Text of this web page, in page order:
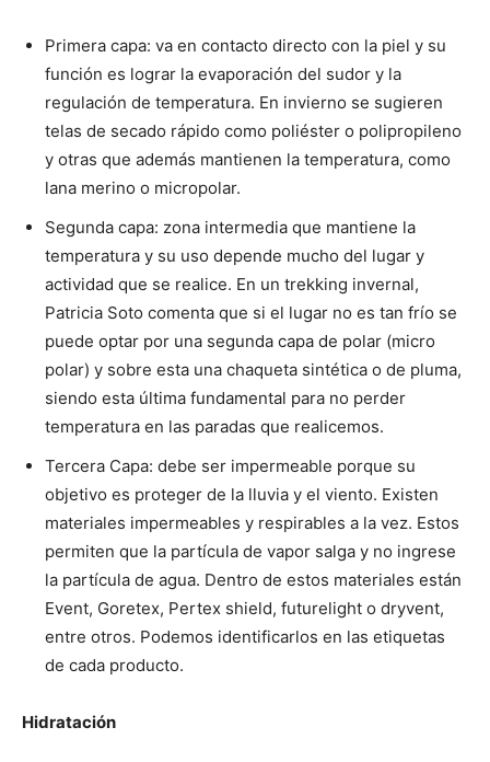
Primera capa: va en contacto directo con la piel y su
función es lograr la evaporación del sudor y la
regulación de temperatura. En invierno se sugieren
telas de secado rápido como poliéster o polipropileno
y otras que además mantienen la temperatura, como
lana merino o micropolar.
Segunda capa: zona intermedia que mantiene la
temperatura y su uso depende mucho del lugar y
actividad que se realice. En un trekking invernal,
Patricia Soto comenta que si el lugar no es tan frío se
puede optar por una segunda capa de polar (micro
polar) y sobre esta una chaqueta sintética o de pluma,
siendo esta última fundamental para no perder
temperatura en las paradas que realicemos.
Tercera Capa: debe ser impermeable porque su
objetivo es proteger de la lluvia y el viento. Existen
materiales impermeables y respirables a la vez. Estos
permiten que la partícula de vapor salga y no ingrese
la partícula de agua. Dentro de estos materiales están
Event, Goretex, Pertex shield, futurelight o dryvent,
entre otros. Podemos identificarlos en las etiquetas
de cada producto.
Hidratación